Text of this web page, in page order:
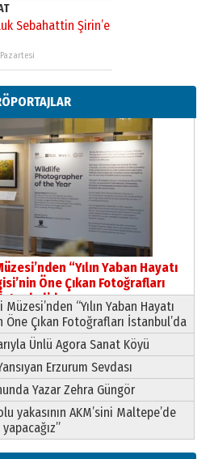
Sebahattin Şirin’e
Yeri
ÜÇ KIZI
Perşembe
Sebahattin Şirin’e
“Yılın Yaban Hayatı
Öne Çıkan Fotoğrafları
İstanbul’da
“Yılın Yaban Hayatı
Öne Çıkan Fotoğrafları İstanbul’da
Ünlü Agora Sanat Köyü
Erzurum Sevdası
Yazar Zehra Güngör
yakasının AKM’sini Maltepe’de
yapacağız”